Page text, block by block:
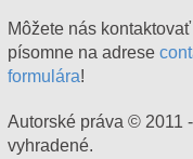
Môžete nás
písomne ​​na adrese
formulára!
Autorské práva © 2011
vyhradené.